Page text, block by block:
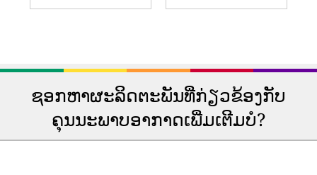
ຊອກຫາຜະລິດຕະພັນທີ່ກ່ຽວຂ້ອງກັບ
ຄຸນນະພາບອາກາດເພີ່ມເຕີມບໍ?